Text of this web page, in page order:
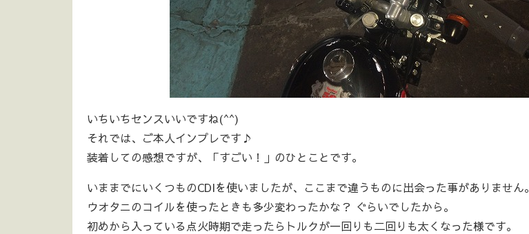
いちいちセンスいいですね(^^)
それでは、ご本人インプレです♪
装着しての感想ですが、「すごい！」のひとことです。
いままでにいくつものCDIを使いましたが、ここまで違うものに出会った事がありません。
ウオタニのコイルを使ったときも多少変わったかな？ ぐらいでしたから。
初めから入っている点火時期で走ったらトルクが一回りも二回りも太くなった様です。